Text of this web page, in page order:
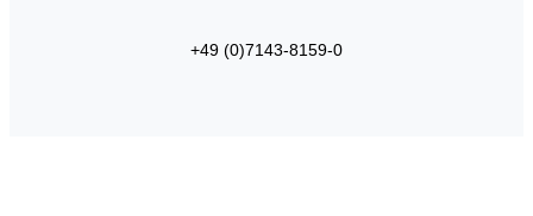
+49 (0)7143-8159-0